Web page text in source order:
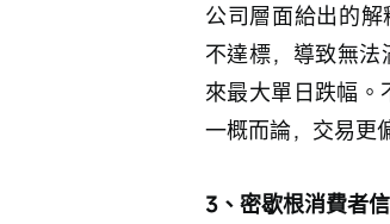
公司層面給出的
不達標，導致無
來最大單日跌幅。
一概而論，交易更
3、密歇根消費者